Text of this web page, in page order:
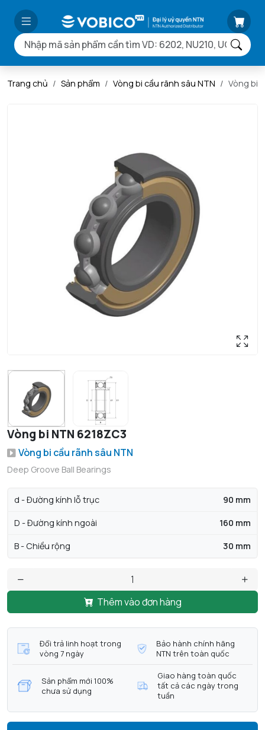
Trang chủ Sản phẩm Vòng bi cầu rãnh sâu NTN Vòng bi
Vòng bi NTN 6218ZC3
Vòng bi cầu rãnh sâu NTN
Deep Groove Ball Bearings
d - Đường kính lỗ trục 90 mm
D - Đường kính ngoài 160 mm
B - Chiều rộng 30 mm
Thêm vào đơn hàng
Đổi trả linh hoạt trong
vòng 7 ngày
Bảo hành chính hãng
NTN trên toàn quốc
Sản phẩm mới 100%
chưa sử dụng
Giao hàng toàn quốc
tất cả các ngày trong
tuần